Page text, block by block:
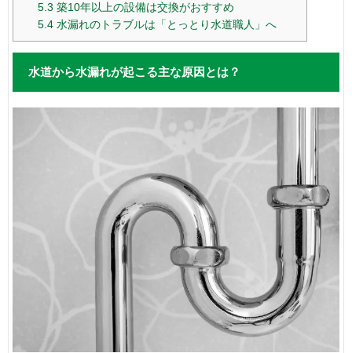
5.3 築10年以上の設備は交換がおすすめ
5.4水漏れのトラブルは「とっとり水道職人」へ
水道から水漏れが起こる主な原因とは？